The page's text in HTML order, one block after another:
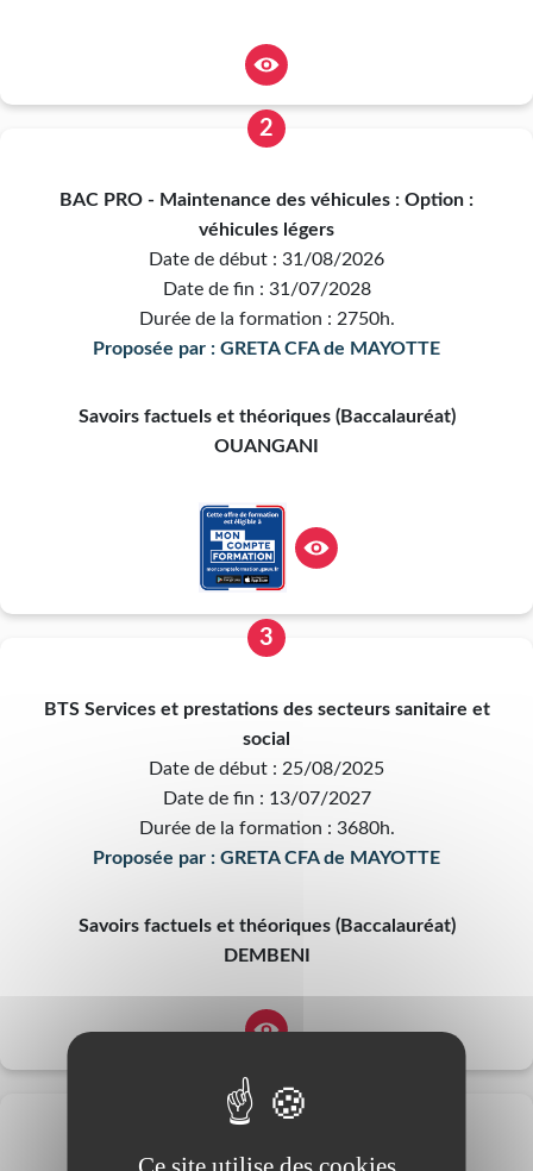
2
BAC PRO - Maintenance des véhicules : Option :
véhicules légers
Date de début : 31/08/2026
Date de fin : 31/07/2028
Durée de la formation : 2750h.
Proposée par : GRETA CFA de MAYOTTE
Savoirs factuels et théoriques (Baccalauréat)
OUANGANI
3
BTS Services et prestations des secteurs sanitaire et
social
Date de début : 25/08/2025
Date de fin : 13/07/2027
Durée de la formation : 3680h.
Proposée par : GRETA CFA de MAYOTTE
Savoirs factuels et théoriques (Baccalauréat)
DEMBENI
4
BTS Assurance